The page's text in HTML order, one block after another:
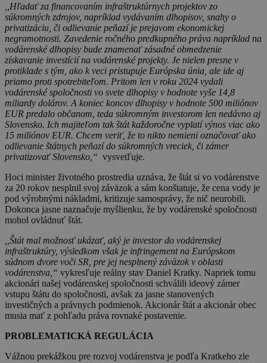
,,Hľadať za financovaním infraštruktúrnych projektov zo
súkromných zdrojov, napríklad vydávaním dlhopisov, snahy o
privatizáciu, či odlievanie peňazí je prejavom ekonomickej
negramotnosti. Zavedenie ročného predkupného práva napríklad na
vodárenské dlhopisy bude znamenať zásadné obmedzenie
získavanie investícií na vodárenské projekty. Je nielen presne v
protiklade s tým, ako k veci pristupuje Európska únia, ale ide aj
priamo proti spotrebiteľom. Pritom len v roku 2024 vydali
vodárenské spoločnosti vo svete dlhopisy v hodnote vyše 14,8
miliardy dolárov. A koniec koncov dlhopisy v hodnote 500 miliónov
EUR predalo občanom, teda súkromným investorom len nedávno aj
Slovensko. Ich majiteľom tak štát každoročne vyplatí výnos viac ako
15 miliónov EUR. Chcem veriť, že to nikto nemieni označovať ako
odlievanie štátnych peňazí do súkromných vreciek, či zámer
privatizovať Slovensko,“ vysvetľuje.
Hoci minister životného prostredia uznáva, že štát si vo vodárenstve
za 20 rokov nesplnil svoj záväzok a sám konštatuje, že cena vody je
pod výrobnými nákladmi, kritizuje samosprávy, že nič neurobili.
Dokonca jasne naznačuje myšlienku, že by vodárenské spoločnosti
mohol ovládnuť štát.
,,Štát mal možnosť ukázať, aký je investor do vodárenskej
infraštruktúry, výsledkom však je infringement na Európskom
súdnom dvore voči SR, pre jej nesplnený záväzok v oblasti
vodárenstva,“ vykresľuje reálny stav Daniel Kratky. Napriek tomu
akcionári našej vodárenskej spoločnosti schválili ideový zámer
vstupu štátu do spoločnosti, avšak za jasne stanovených
investičných a právnych podmienok. Akcionár štát a akcionár obec
musia mať z pohľadu práva rovnaké postavenie.
PROBLEMATICKÁ REGULÁCIA
Vážnou prekážkou pre rozvoj vodárenstva je podľa Kratkeho zle